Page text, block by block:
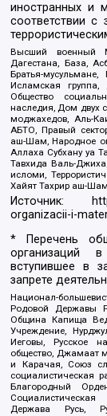
иностранных и
соответствии с
Высший военный
Дагестана, База,
Братья-
Исламская группа,
Общество
наследия, Дом
моджахедов, Аль-
АБТО, Правый
аш-Шам, Народное
Аллаха Субхану уа
Тавхида Валь-
исломи,
Хайят Тахрир аш-
Источник:
organizacii-i-
* Перечень
организаций
вступившее в
запрете
Национал-
Родовой Державы
Община Капища
Учреждение,
Иеговы, Русское
общество, Джамаат
и Карачая, Союз
социалистическая
Благородный
Держава Русь,